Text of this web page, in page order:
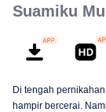
Suamiku
Di tengah
hampir bercerai.